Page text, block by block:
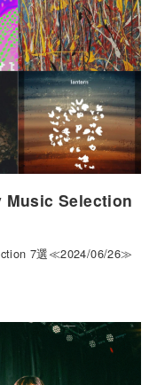
Music Selection
7選≪2024/06/26≫